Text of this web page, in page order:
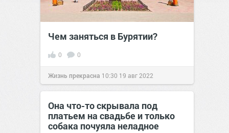
Чем заняться в Бурятии?
0 0
Жизнь прекрасна 10:30 19 авг 2022
Она что-то скрывала под
платьем на свадьбе и только
собака почуяла неладное